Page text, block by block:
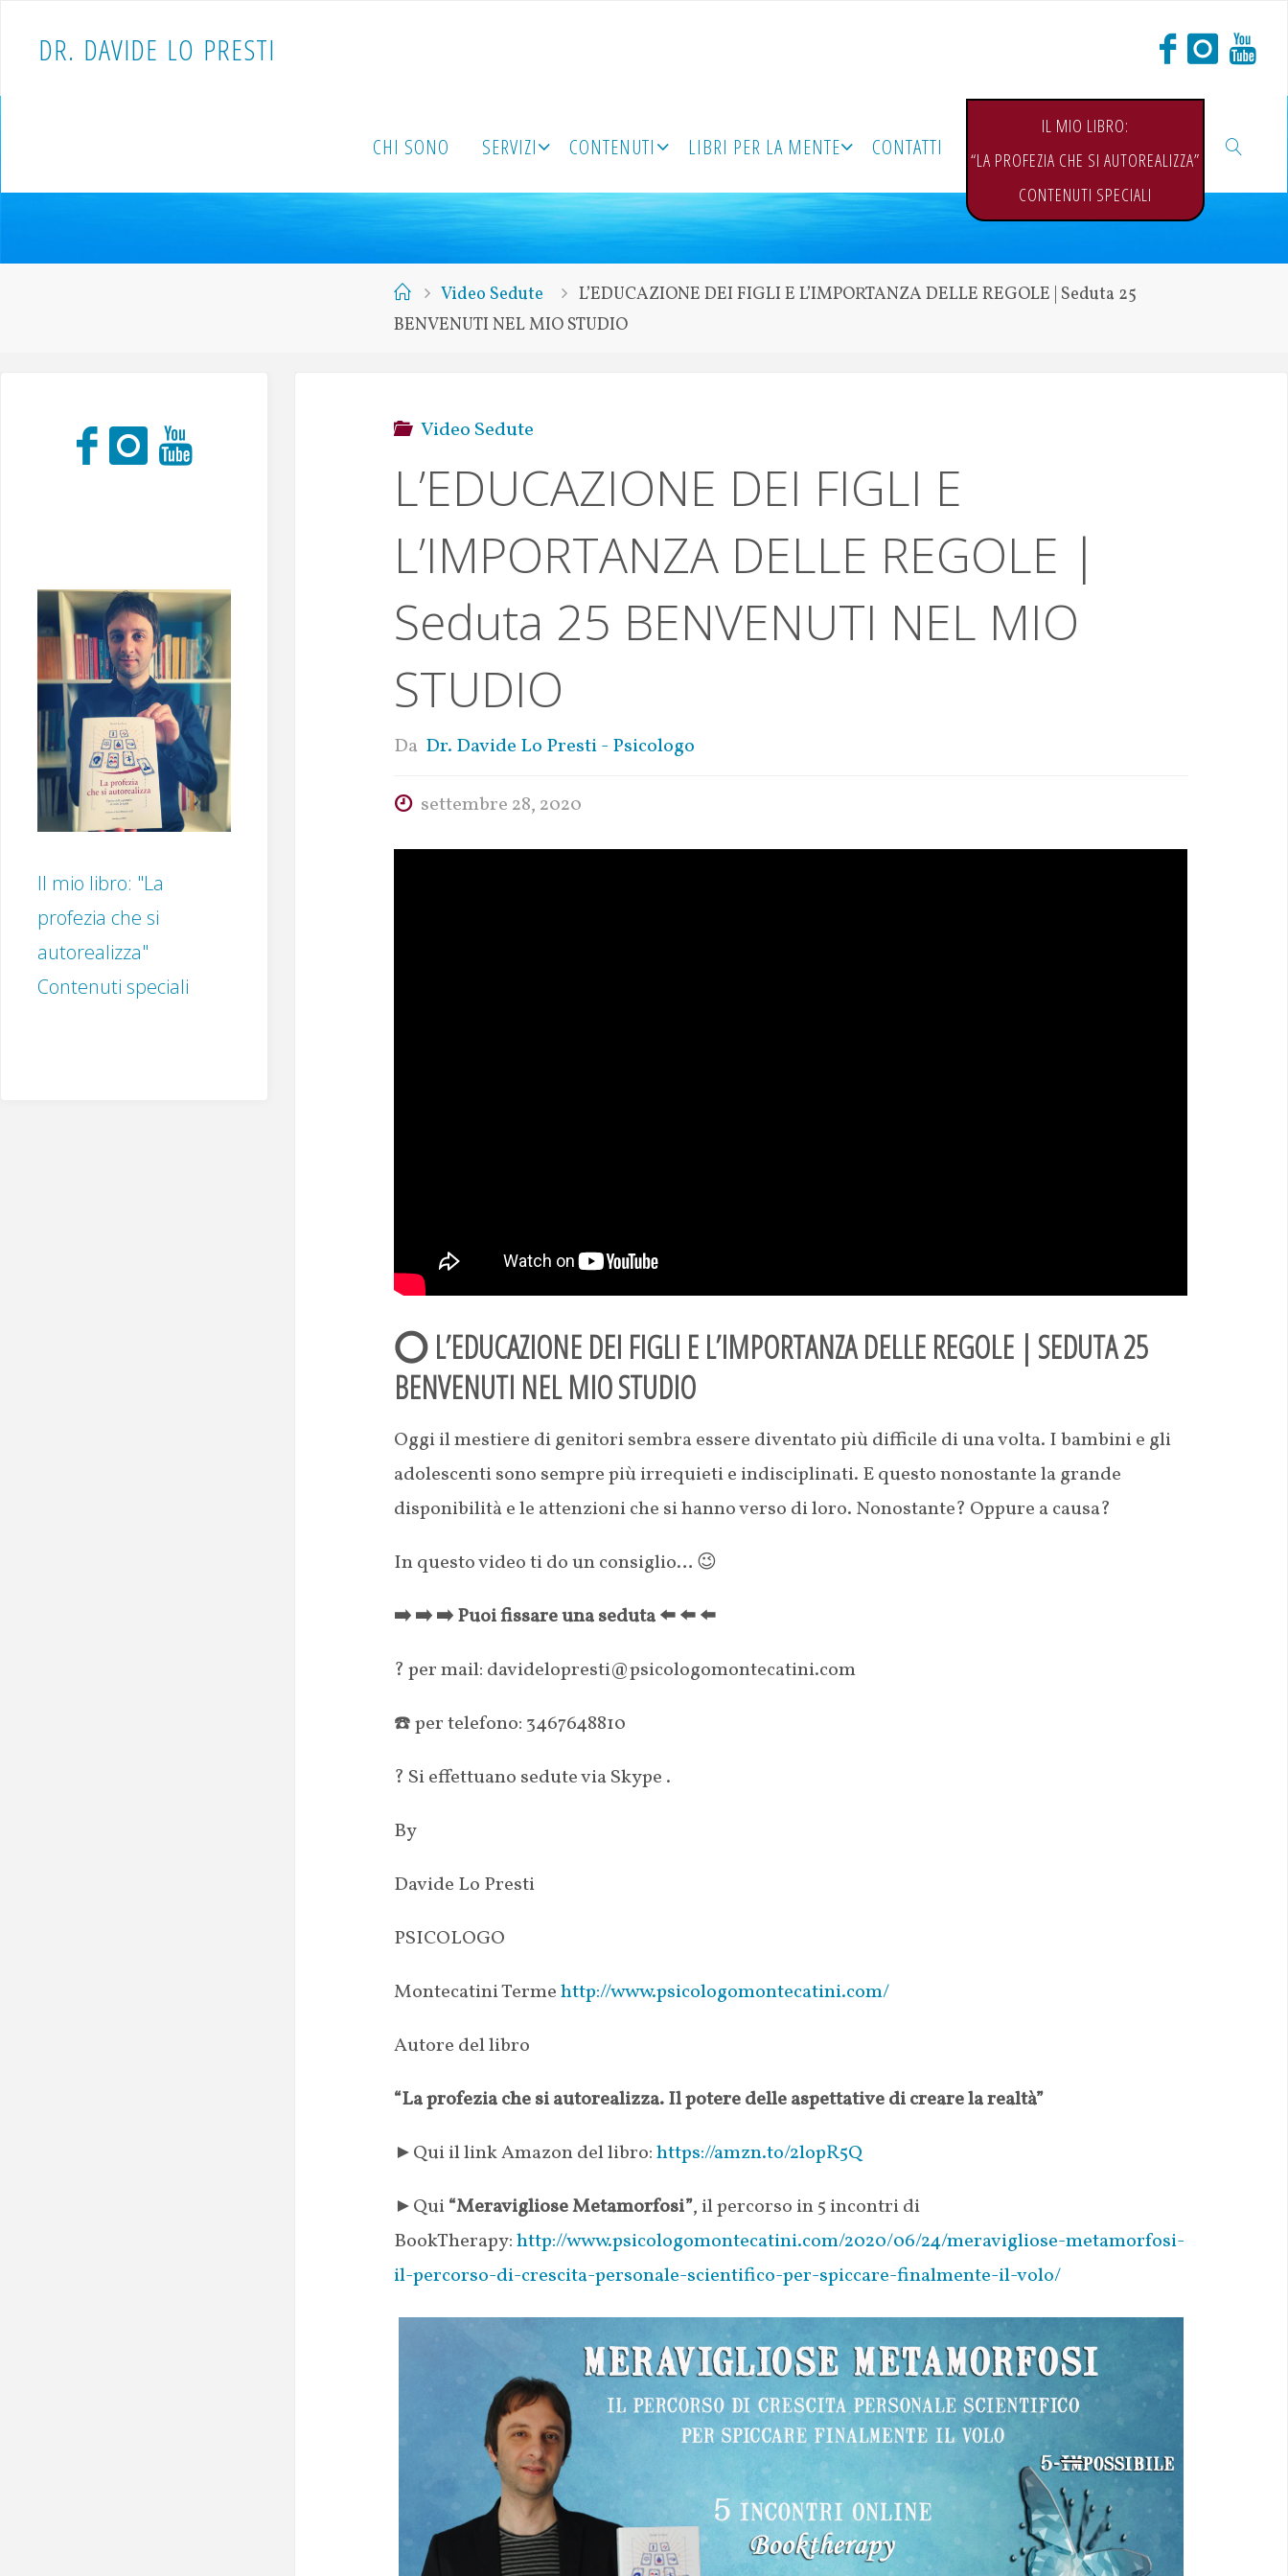
DR. DAVIDE LO PRESTI
CHI SONO SERVIZI CONTENUTI LIBRI PER LA MENTE CONTATTI
IL MIO LIBRO:
“LA PROFEZIA CHE SI AUTOREALIZZA”
CONTENUTI SPECIALI
Video Sedute
L’EDUCAZIONE DEI FIGLI E L’IMPORTANZA DELLE REGOLE | Seduta 25
BENVENUTI NEL MIO STUDIO
Video Sedute
L’EDUCAZIONE DEI FIGLI E
L’IMPORTANZA DELLE REGOLE |
Seduta 25 BENVENUTI NEL MIO
STUDIO
Da Dr. Davide Lo Presti - Psicologo
settembre 28, 2020
⭕ L’EDUCAZIONE DEI FIGLI E L’IMPORTANZA DELLE REGOLE | SEDUTA 25
BENVENUTI NEL MIO STUDIO
Oggi il mestiere di genitori sembra essere diventato più difficile di una volta. I bambini e gli
adolescenti sono sempre più irrequieti e indisciplinati. E questo nonostante la grande
disponibilità e le attenzioni che si hanno verso di loro. Nonostante? Oppure a causa?
In questo video ti do un consiglio… 😉
➡️ ➡️ ➡️ Puoi fissare una seduta ⬅️ ⬅️ ⬅️
? per mail: davidelopresti@psicologomontecatini.com
☎️ per telefono: 3467648810
? Si effettuano sedute via Skype .
By
Davide Lo Presti
PSICOLOGO
Montecatini Termehttp://www.psicologomontecatini.com/
Autore del libro
“La profezia che si autorealizza. Il potere delle aspettative di creare la realtà”
►Qui il link Amazon del libro:https://amzn.to/2lopR5Q
►Qui“Meravigliose Metamorfosi”, il percorso in 5 incontri di
BookTherapy:http://www.psicologomontecatini.com/2020/06/24/meravigliose-metamorfosi-
il-percorso-di-crescita-personale-scientifico-per-spiccare-finalmente-il-volo/
Il mio libro: "La
profezia che si
autorealizza"
Contenuti speciali